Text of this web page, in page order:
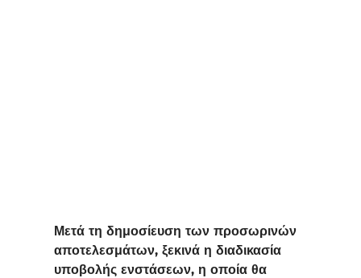
Μετά τη δημοσίευση των προσωρινών
αποτελεσμάτων, ξεκινά η διαδικασία
υποβολής ενστάσεων, η οποία θα